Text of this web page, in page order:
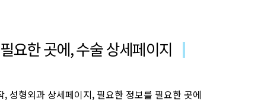
요한 곳에, 수술 상세페이지